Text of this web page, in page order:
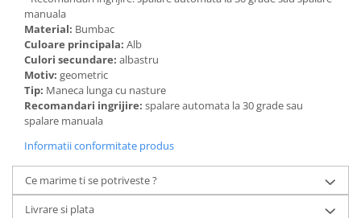
manuala
Material: Bumbac
Culoare principala: Alb
Culori secundare: albastru
Motiv: geometric
Tip: Maneca lunga cu nasture
Recomandari ingrijire: spalare automata la 30 grade sau
spalare manuala
Informatii conformitate produs
Ce marime ti se potriveste ?
Livrare si plata